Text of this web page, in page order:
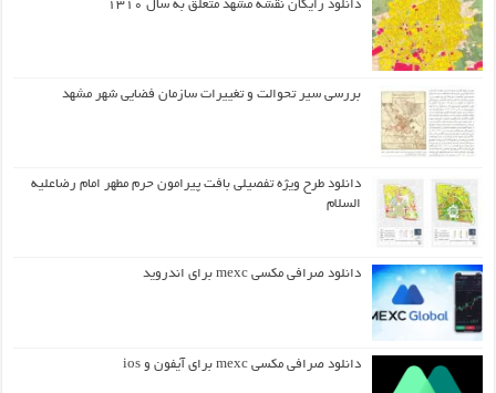
دانلود رایگان نقشه مشهد متعلق به سال ۱۳۱۰
بررسی سیر تحوالت و تغییرات سازمان فضایی شهر مشهد
دانلود طرح ويژه تفصيلي بافت پيرامون حرم مطهر امام رضاعليه
السلام
دانلود صرافی مکسی mexc برای اندروید
دانلود صرافی مکسی mexc برای آیفون و ios